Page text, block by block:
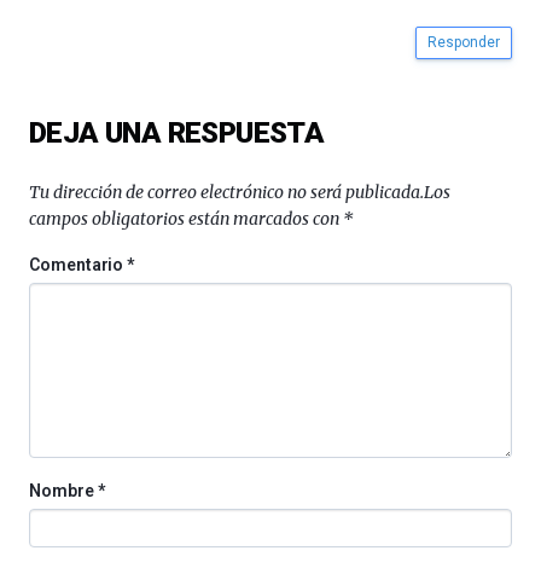
Responder
DEJA UNA RESPUESTA
Tu dirección de correo electrónico no será publicada.Los
campos obligatorios están marcados con *
Comentario*
Nombre*